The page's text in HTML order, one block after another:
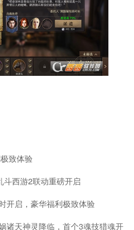
致体验
西游2联动重磅开启
开启，豪华福利极致体验
诸天神灵降临，首个3魂技猎魂开